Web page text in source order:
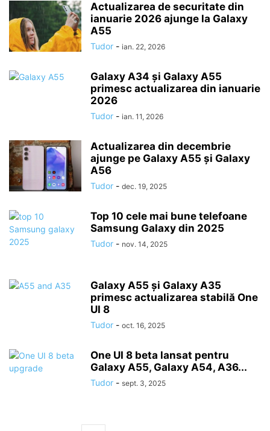
Actualizarea de securitate din
ianuarie 2026 ajunge la Galaxy
A55
Tudor - ian. 22, 2026
Galaxy A34 și Galaxy A55
primesc actualizarea din ianuarie
2026
Tudor - ian. 11, 2026
Actualizarea din decembrie
ajunge pe Galaxy A55 și Galaxy
A56
Tudor - dec. 19, 2025
Top 10 cele mai bune telefoane
Samsung Galaxy din 2025
Tudor - nov. 14, 2025
Galaxy A55 și Galaxy A35
primesc actualizarea stabilă One
UI 8
Tudor - oct. 16, 2025
One UI 8 beta lansat pentru
Galaxy A55, Galaxy A54, A36...
Tudor - sept. 3, 2025